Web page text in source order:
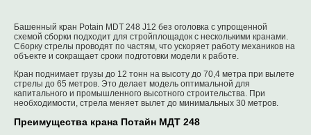
Башенный кран Potain MDT 248 J12 без оголовка с упрощенной
схемой сборки подходит для стройплощадок с несколькими кранами.
Сборку стрелы проводят по частям, что ускоряет работу механиков на
объекте и сокращает сроки подготовки модели к работе.
Кран поднимает грузы до 12 тонн на высоту до 70,4 метра при вылете
стрелы до 65 метров. Это делает модель оптимальной для
капитального и промышленного высотного строительства. При
необходимости, стрела меняет вылет до минимальных 30 метров.
Преимущества крана Потайн МДТ 248